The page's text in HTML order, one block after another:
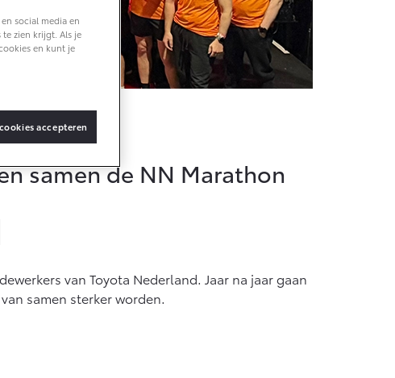
samen de NN Marathon
van Toyota Nederland. Jaar na jaar gaan
samen sterker worden.
social media en
zien krijgt. Als je
en kunt je
accepteren